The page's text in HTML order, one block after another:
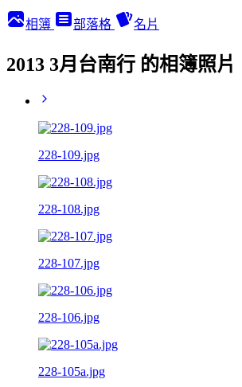
相簿 部落格 名片
2013 3月台南行 的相簿照片
228-109.jpg
228-108.jpg
228-107.jpg
228-106.jpg
228-105a.jpg